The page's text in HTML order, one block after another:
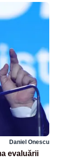
Daniel Onescu
evaluării